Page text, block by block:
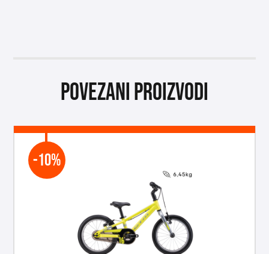
Povezani proizvodi
-10%